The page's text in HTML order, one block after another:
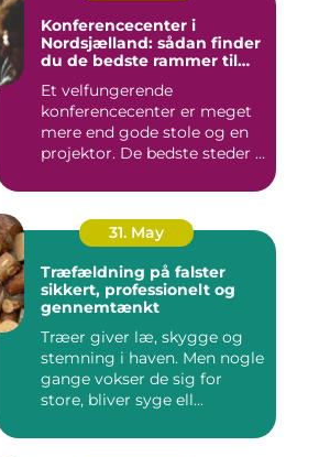
Konferencecenter i
Nordsjælland: sådan finder
du de bedste rammer til
Et velfungerende
konferencecenter er meget
mere end gode stole og en
projektor. De bedste steder i
31. May
Træfældning på falster
sikkert, professionelt og
gennemtænkt
Træer giver læ, skygge og
stemning i haven. Men nogle
gange vokser de sig for
store, bliver syge ell...